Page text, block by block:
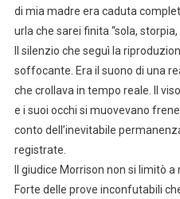
di mia madre era caduta
urla che sarei finita “sola, storpia,
Il silenzio che seguì la
soffocante. Era il suono di una
che crollava in tempo reale. Il
e i suoi occhi si muovevano
conto dell’inevitabile
registrate.
Il giudice Morrison non si limitò
Forte delle prove inconfutabili